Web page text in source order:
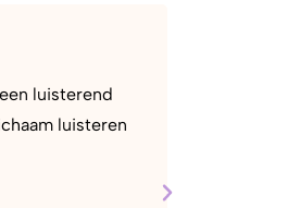
luisterend
luisteren